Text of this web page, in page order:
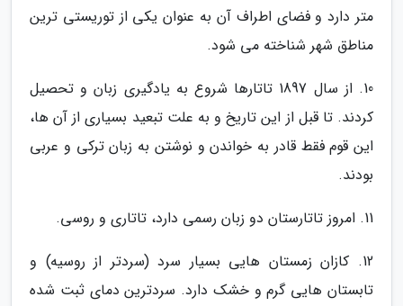
متر دارد و فضای اطراف آن به عنوان یکی از توریستی ترین
مناطق شهر شناخته می شود.
10. از سال 1897 تاتارها شروع به یادگیری زبان و تحصیل
کردند. تا قبل از این تاریخ و به علت تبعید بسیاری از آن ها،
این قوم فقط قادر به خواندن و نوشتن به زبان ترکی و عربی
بودند.
11. امروز تاتارستان دو زبان رسمی دارد، تاتاری و روسی.
12. کازان زمستان هایی بسیار سرد (سردتر از روسیه) و
تابستان هایی گرم و خشک دارد. سردترین دمای ثبت شده